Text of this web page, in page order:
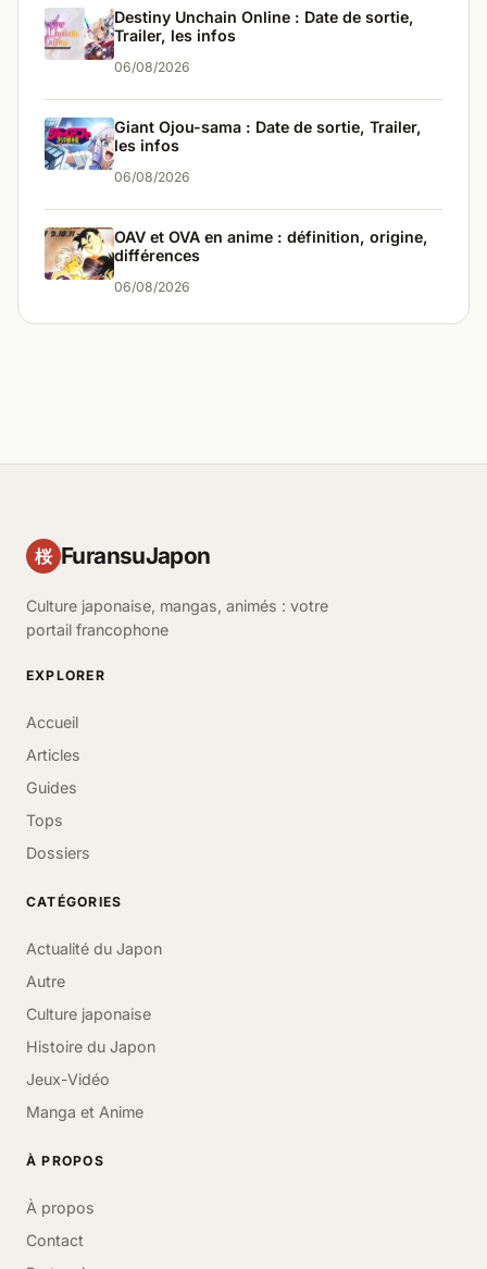
Destiny Unchain Online : Date de sortie,
Trailer, les infos
06/08/2026
Giant Ojou-sama : Date de sortie, Trailer,
les infos
06/08/2026
OAV et OVA en anime : définition, origine,
différences
06/08/2026
桜 FuransuJapon
Culture japonaise, mangas, animés : votre
portail francophone
EXPLORER
Accueil
Articles
Guides
Tops
Dossiers
CATÉGORIES
Actualité du Japon
Autre
Culture japonaise
Histoire du Japon
Jeux-Vidéo
Manga et Anime
À PROPOS
À propos
Contact